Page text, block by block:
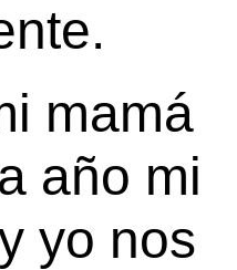
mamá
año mi
yo nos